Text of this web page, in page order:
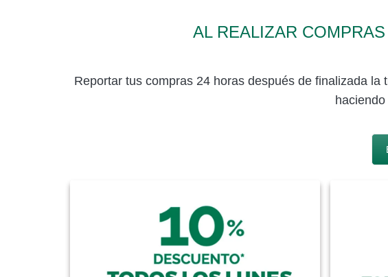
AL REALIZAR
Reportar tus compras 24 horas después de finalizada
haciendo